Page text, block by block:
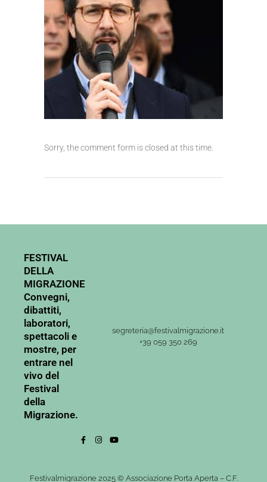
Sorry, the comment form is closed at this time.
FESTIVAL
DELLA
MIGRAZIONE
Convegni,
dibattiti,
laboratori,
spettacoli e
mostre, per
entrare nel
vivo del
Festival
della
Migrazione.
segreteria@festivalmigrazione.it
+39 059 350 269
Festivalmigrazione 2025 © Associazione Porta Aperta – C.F.